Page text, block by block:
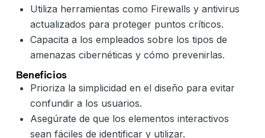
Utiliza herramientas como Firewalls y antivirus
actualizados para proteger puntos críticos.
Capacita a los empleados sobre los tipos de
amenazas cibernéticas y cómo prevenirlas.
Beneficios
Prioriza la simplicidad en el diseño para evitar
confundir a los usuarios.
Asegúrate de que los elementos interactivos
sean fáciles de identificar y utilizar.